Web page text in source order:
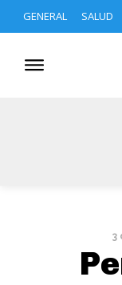
GENERAL SALUD
3